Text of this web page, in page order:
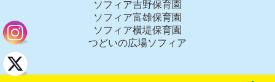
ソフィア吉野保育園
ソフィア富雄保育園
ソフィア横堤保育園
つどいの広場ソフィア